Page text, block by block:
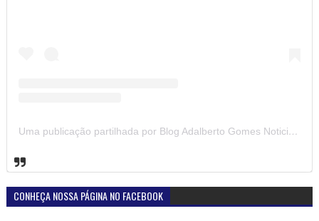
Uma publicação partilhada por Blog Adalberto Gomes Noticias (@blogadalbertogomesnoticiass)
CONHEÇA NOSSA PÁGINA NO FACEBOOK